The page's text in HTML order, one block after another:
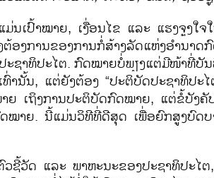
ມ່ນເປົ້າ​ໝາຍ, ເງື່ອນ​ໄຂ ​ແລະ ​ແຮງ​ຈູງ​
ຕ້ອງການ​ຂອງ​ການ​ກໍ່ສ້າງ​ລັດ​ແຫ່ງ​ອຳນ
ະຊາທິປະໄຕ. ກົດໝາຍ​ບໍ່​ພຽງ​ແຕ່​ມີ​ໜ້າ​ທີ່​ບັ
ທົ່າ​ນັ້ນ, ​ແຕ່​ຍັງ​ຕ້ອງ “ປະຕິບັດ​ປະຊາທິປ
ຍ ​ເຖິງ​ການ​ປະຕິບັດ​ກົດໝາຍ, ​ແຕ່​ຂໍ້ບັງ
ໝາຍ. ນີ້​ແມ່ນ​ວິທີ​ທີ່​ດີ​ສຸດ​ ເພື່ອຍົກ​ສູງ​ບົດ
ຊີ້​ວັດ ​ແລະ ພາຫະນະຂອງປະຊາທິປະໄ